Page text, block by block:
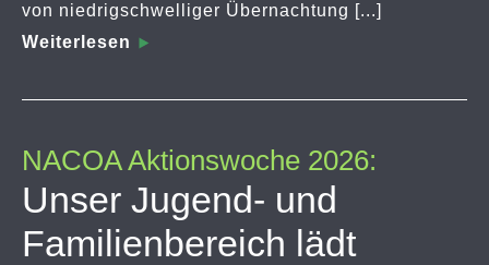
von niedrigschwelliger Übernachtung [...]
Weiterlesen
NACOA Aktionswoche 2026:
Unser Jugend- und
Familienbereich lädt